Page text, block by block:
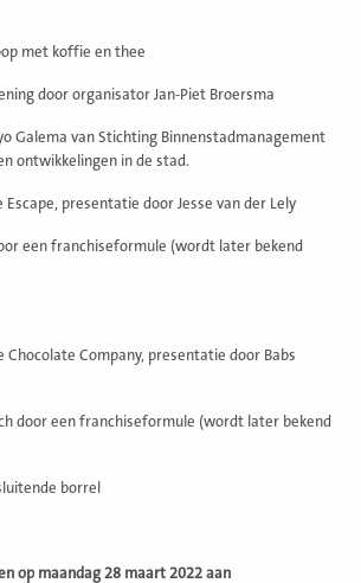
met koffie en thee
door organisator Jan-Piet Broersma
Galema van Stichting Binnenstadmanagement
ontwikkelingen in de stad.
Escape, presentatie door Jesse van der Lely
een franchiseformule (wordt later bekend
Chocolate Company, presentatie door Babs
door een franchiseformule (wordt later bekend
borrel
op maandag 28 maart 2022 aan